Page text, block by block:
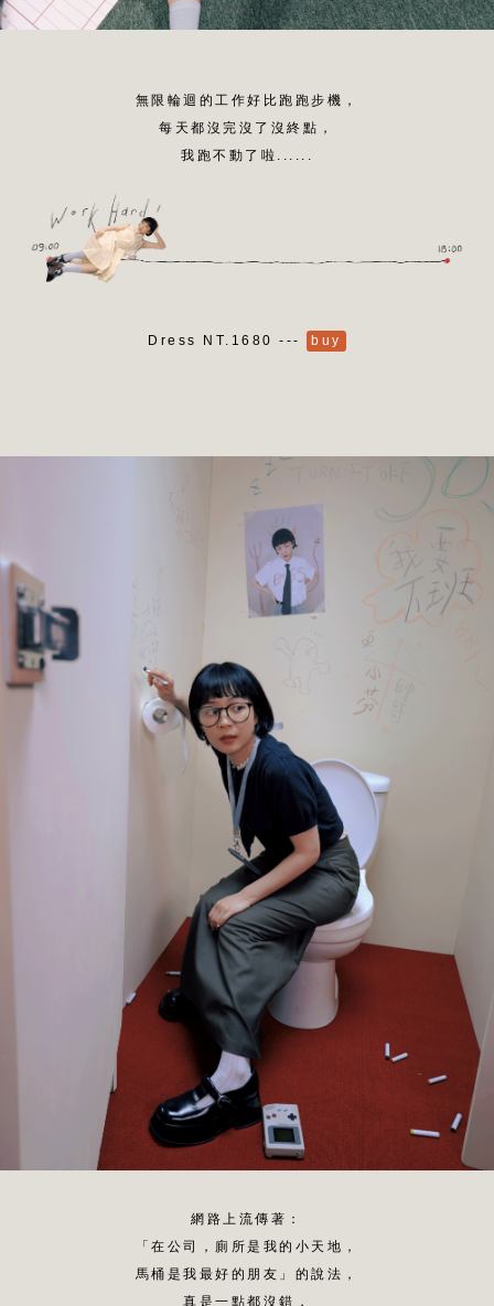
無限輪迴的工作好比跑跑步機，
每天都沒完沒了沒終點，
我跑不動了啦......
Dress NT.1680 --- buy
網路上流傳著：
「在公司，廁所是我的小天地，
馬桶是我最好的朋友」的說法，
真是一點都沒錯，